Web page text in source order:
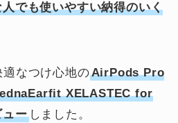
でも使いやすい納得のいく
なつけ心地のAirPods Pro
XELASTEC for
ーしました。